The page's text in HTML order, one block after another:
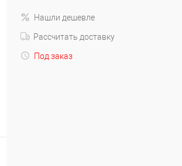
Нашли дешевле
Рассчитать доставку
Под заказ